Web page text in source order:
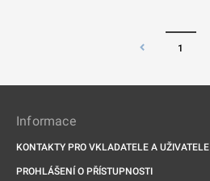
1
Informace
KONTAKTY PRO VKLADATELE A UŽIVATELE
PROHLÁŠENÍ O PŘÍSTUPNOSTI